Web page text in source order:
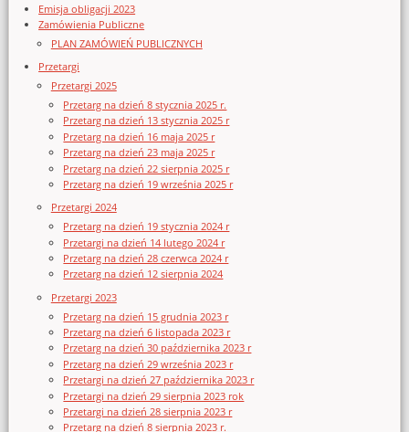
Emisja obligacji 2023
Zamówienia Publiczne
PLAN ZAMÓWIEŃ PUBLICZNYCH
Przetargi
Przetargi 2025
Przetarg na dzień 8 stycznia 2025 r.
Przetarg na dzień 13 stycznia 2025 r
Przetarg na dzień 16 maja 2025 r
Przetarg na dzień 23 maja 2025 r
Przetarg na dzień 22 sierpnia 2025 r
Przetarg na dzień 19 września 2025 r
Przetargi 2024
Przetarg na dzień 19 stycznia 2024 r
Przetargi na dzień 14 lutego 2024 r
Przetarg na dzień 28 czerwca 2024 r
Przetarg na dzień 12 sierpnia 2024
Przetargi 2023
Przetarg na dzień 15 grudnia 2023 r
Przetarg na dzień 6 listopada 2023 r
Przetarg na dzień 30 października 2023 r
Przetarg na dzień 29 września 2023 r
Przetargi na dzień 27 października 2023 r
Przetargi na dzień 29 sierpnia 2023 rok
Przetargi na dzień 28 sierpnia 2023 r
Przetarg na dzień 8 sierpnia 2023 r.